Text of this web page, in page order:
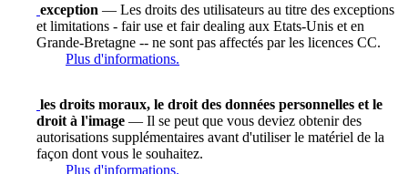
exception — Les droits des utilisateurs au titre des exceptions
et limitations - fair use et fair dealing aux Etats-Unis et en
Grande-Bretagne -- ne sont pas affectés par les licences CC.
Plus d'informations.
les droits moraux, le droit des données personnelles et le
droit à l'image — Il se peut que vous deviez obtenir des
autorisations supplémentaires avant d'utiliser le matériel de la
façon dont vous le souhaitez.
Plus d'informations.